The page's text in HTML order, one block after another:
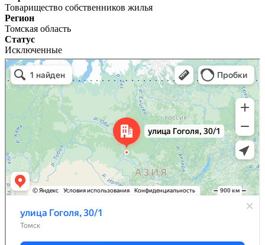
Товарищество собственников жилья
Регион
Томская область
Статус
Исключенные